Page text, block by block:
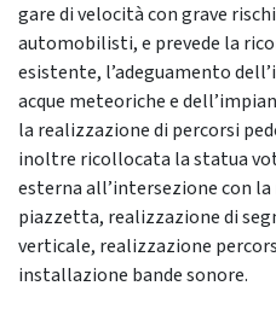
gare di velocità con grave
automobilisti, e prevede la
esistente, l’adeguamento
acque meteoriche e
la realizzazione di percorsi
inoltre ricollocata la statua
esterna all’intersezione con
piazzetta, realizzazione di
verticale, realizzazione
installazione bande sonore.